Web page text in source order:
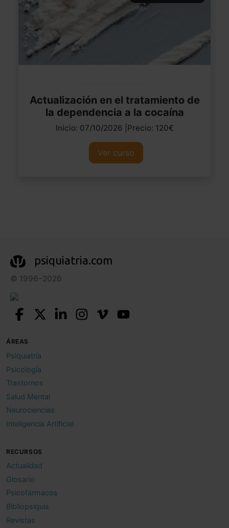
Actualización en el tratamiento de
la dependencia a la cocaína
Inicio: 07/10/2026 |Precio: 120€
Ver curso
psiquiatria.com
© 1996–2026
ÁREAS
Psiquiatría
Psicología
Trastornos
Salud Mental
Neurociencias
Inteligencia Artificial
RECURSOS
Actualidad
Glosario
Psicofármacos
Bibliopsiquis
Revistas